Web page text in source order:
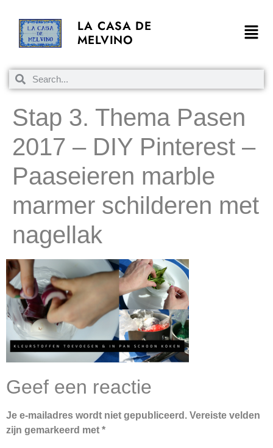
LA CASA DE
MELVINO
Stap 3. Thema Pasen
2017 – DIY Pinterest –
Paaseieren marble
marmer schilderen met
nagellak
Geef een reactie
Je e-mailadres wordt niet gepubliceerd. Vereiste velden
zijn gemarkeerd met *